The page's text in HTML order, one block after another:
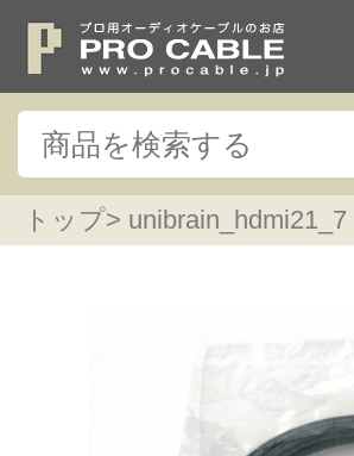
トップ> unibrain_hdmi21_7